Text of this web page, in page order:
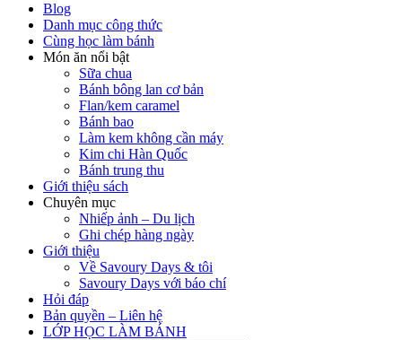
Blog
Danh mục công thức
Cùng học làm bánh
Món ăn nổi bật
Sữa chua
Bánh bông lan cơ bản
Flan/kem caramel
Bánh bao
Làm kem không cần máy
Kim chi Hàn Quốc
Bánh trung thu
Giới thiệu sách
Chuyên mục
Nhiếp ảnh – Du lịch
Ghi chép hàng ngày
Giới thiệu
Về Savoury Days & tôi
Savoury Days với báo chí
Hỏi đáp
Bản quyền – Liên hệ
LỚP HỌC LÀM BÁNH